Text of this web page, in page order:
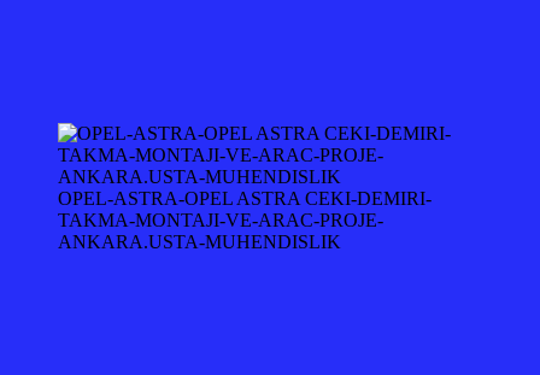
OPEL-ASTRA-OPEL ASTRA CEKI-DEMIRI-
TAKMA-MONTAJI-VE-ARAC-PROJE-
ANKARA.USTA-MUHENDISLIK